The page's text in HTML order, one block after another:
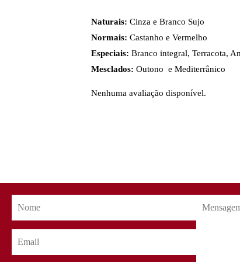
Naturais: Cinza e Branco Sujo
Normais: Castanho e Vermelho
Especiais: Branco integral, Terracota,
Mesclados: Outono e Mediterrânico
Nenhuma avaliação disponível.